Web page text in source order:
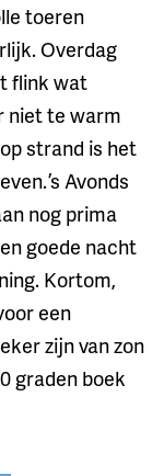
toeren
Overdag
flink wat
niet te warm
strand is het
’s Avonds
nog prima
goede nacht
Kortom,
een
zijn van zon
graden boek